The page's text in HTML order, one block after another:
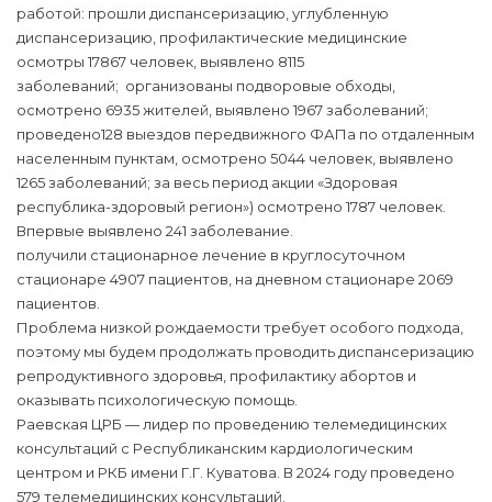
работой: прошли диспансеризацию, углубленную
диспансеризацию, профилактические медицинские
осмотры 17867 человек, выявлено 8115
заболеваний; организованы подворовые обходы,
осмотрено 6935 жителей, выявлено 1967 заболеваний;
проведено128 выездов передвижного ФАПа по отдаленным
населенным пунктам, осмотрено 5044 человек, выявлено
1265 заболеваний; за весь период акции «Здоровая
республика-здоровый регион») осмотрено 1787 человек.
Впервые выявлено 241 заболевание.
получили стационарное лечение в круглосуточном
стационаре 4907 пациентов, на дневном стационаре 2069
пациентов.
Проблема низкой рождаемости требует особого подхода,
поэтому мы будем продолжать проводить диспансеризацию
репродуктивного здоровья, профилактику абортов и
оказывать психологическую помощь.
Раевская ЦРБ — лидер по проведению телемедицинских
консультаций с Республиканским кардиологическим
центром и РКБ имени Г.Г. Куватова. В 2024 году проведено
579 телемедицинских консультаций.